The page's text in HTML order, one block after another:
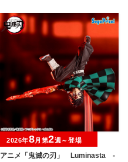
アニメ「鬼滅の刃」 Luminasta ‐
2026年8月第2週～登場